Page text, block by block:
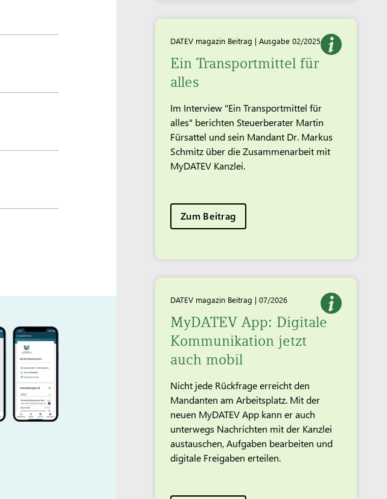
DATEV magazin Beitrag | Ausgabe 02/2025
Ein Transportmittel für
alles
Im Interview "Ein Transportmittel für
alles" berichten Steuerberater Martin
Fürsattel und sein Mandant Dr. Markus
Schmitz über die Zusammenarbeit mit
MyDATEV Kanzlei.
Zum Beitrag
DATEV magazin Beitrag | 07/2026
MyDATEV App: Digitale
Kommunikation jetzt
auch mobil
Nicht jede Rückfrage erreicht den
Mandanten am Arbeitsplatz. Mit der
neuen MyDATEV App kann er auch
unterwegs Nachrichten mit der Kanzlei
austauschen, Aufgaben bearbeiten und
digitale Freigaben erteilen.